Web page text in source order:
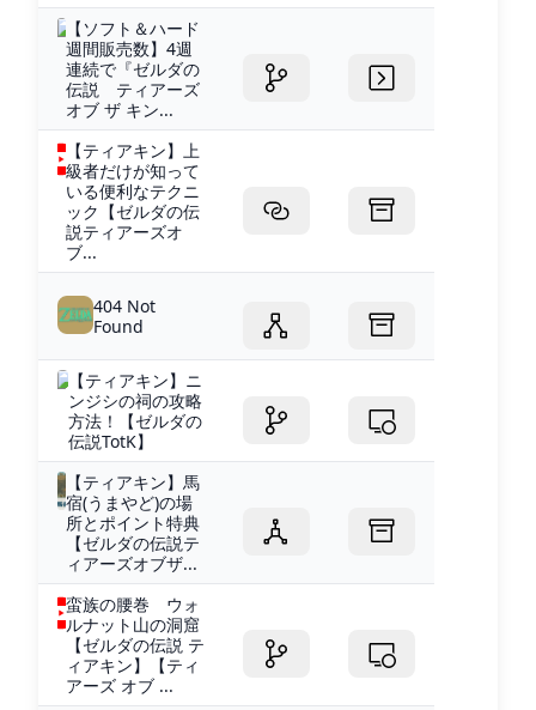
【ソフト＆ハード
週間販売数】4週
連続で『ゼルダの
伝説 ティアーズ
オブ ザ キン...
【ティアキン】上
級者だけが知って
いる便利なテクニ
ック【ゼルダの伝
説ティアーズオ
ブ...
404 Not
Found
【ティアキン】ニ
ンジシの祠の攻略
方法！【ゼルダの
伝説TotK】
【ティアキン】馬
宿(うまやど)の場
所とポイント特典
【ゼルダの伝説テ
ィアーズオブザ...
蛮族の腰巻 ウォ
ルナット山の洞窟
【ゼルダの伝説 テ
ィアキン】【ティ
アーズ オブ ...